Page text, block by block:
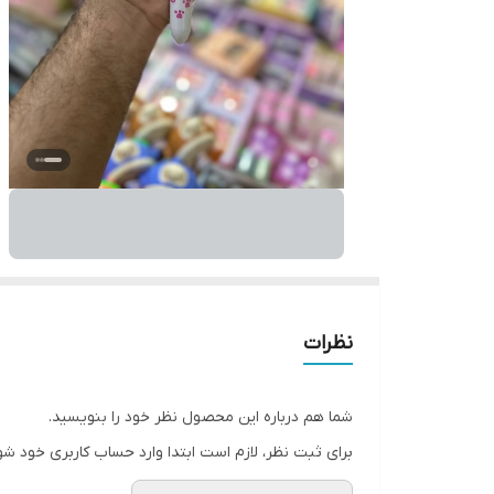
نظرات
شما هم درباره این محصول نظر خود را بنویسید.
برای ثبت نظر، لازم است ابتدا وارد حساب کاربری خود